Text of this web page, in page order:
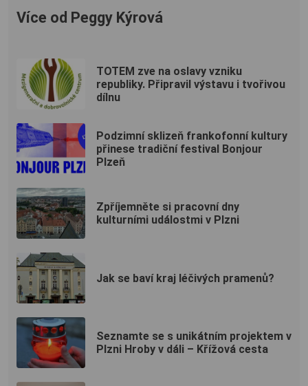
Více od Peggy Kýrová
TOTEM zve na oslavy vzniku
republiky. Připravil výstavu i tvořivou
dílnu
Podzimní sklizeň frankofonní kultury
přinese tradiční festival Bonjour
Plzeň
Zpříjemněte si pracovní dny
kulturními událostmi v Plzni
Jak se baví kraj léčivých pramenů?
Seznamte se s unikátním projektem v
Plzni Hroby v dáli – Křížová cesta